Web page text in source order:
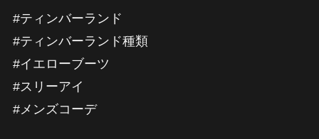
#ティンバーランド
#ティンバーランド種類
#イエローブーツ
#スリーアイ
#メンズコーデ